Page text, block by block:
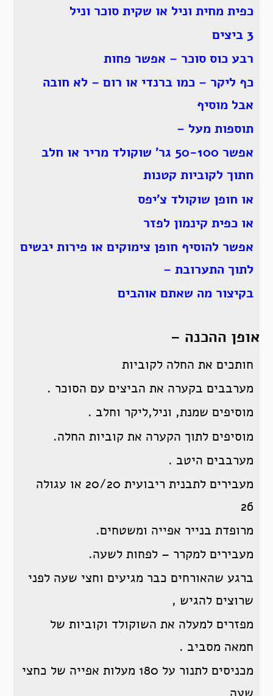
כפית מחית וניל או שקית סוכר וניל
3 ביצים
רבע כוס סוכר – אפשר פחות
כף ליקר – כמו ברנדי או רום – לא חובה
אבל מוסיף
תוספות מעל –
אפשר 50-100 גר’ שוקולד מריר או חלב
חתוך לקוביות קטנות
או חופן שוקולד צ’יפס
או כפית קינמון לפזר
אפשר להוסיף חופן צימוקים או פירות יבשים
לתוך התערובת –
בקיצור מה שאתם אוהבים
אופן ההכנה –
חותכים את החלה לקוביות
מערבבים בקערה את הביצים עם הסוכר .
מוסיפים שמנת, וניל,ליקר וחלב .
מוסיפים לתוך הקערה את קוביות החלה.
מערבבים היטב .
מעבירים לתבנית ריבועית 20/20 או עגולה
26
מרופדת בנייר אפייה ומשטחים.
מעבירים למקרר – לפחות לשעה.
ברגע שהאורחים כבר מגיעים וחצי שעה לפני
שרוצים להגיש ,
מפזרים למעלה את השוקולד וקוביות של
חמאה מסביב .
מכניסים לתנור על 180 מעלות אפייה של כחצי